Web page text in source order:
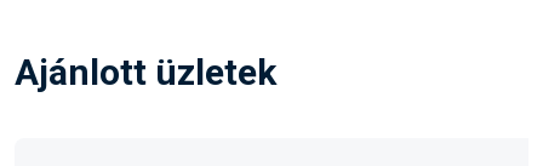
Ajánlott üzletek